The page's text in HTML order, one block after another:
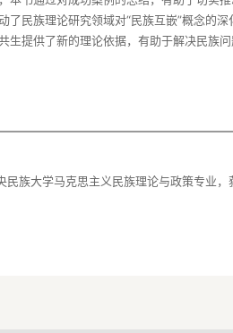
民族理论研究领域对“民族互嵌”概念的
生提供了新的理论依据，有助于解决民族
族大学马克思主义民族理论与政策专业，